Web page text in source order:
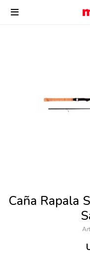

Caña Rapala